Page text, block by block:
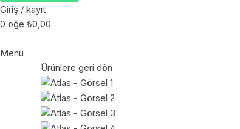
Giriş / kayıt
0 öğe ₺0,00
Menü
Ürünlere geri dön